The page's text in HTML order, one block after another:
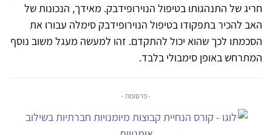
חריג של התנהגותו בטיפול הנוירופידבק. מאידך, הנכונות של
האב להכיר בתפקודו בטיפול הנוירופידבק סימלה עבורו את
הסכמתו לכך שהוא יכול להתקדם. זהו למעשה מעגל משוב נוסף
המתרחש באופן סימבולי בלבד.
- פרסומת -